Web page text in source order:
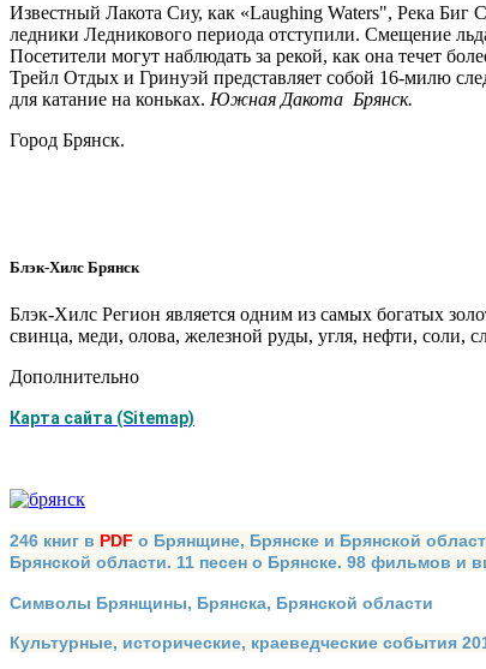
Известный Лакота Сиу, как «Laughing Waters", Река Биг
ледники Ледникового периода отступили. Смещение
Посетители могут наблюдать за рекой, как она течет
Трейл Отдых и Гринуэй представляет собой 16-милю
для катание на коньках. Южная Дакота Брянск.
Город Брянск.
Блэк-Хилс Брянск
Блэк-Хилс Регион является одним из самых богатых
свинца, меди, олова, железной руды, угля, нефти, соли,
Дополнительно
Карта сайта (Sitemap)
246 книг в PDF о Брянщине, Брянске и Брянской
Брянской области. 11 песен о Брянске. 98 фильмов и
Символы Брянщины, Брянска, Брянской области
Культурные, исторические, краеведческие события